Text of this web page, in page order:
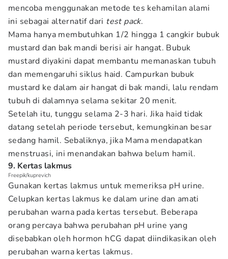
mencoba menggunakan metode tes kehamilan alami
ini sebagai alternatif dari test pack.
Mama hanya membutuhkan 1/2 hingga 1 cangkir bubuk
mustard dan bak mandi berisi air hangat. Bubuk
mustard diyakini dapat membantu memanaskan tubuh
dan memengaruhi siklus haid. Campurkan bubuk
mustard ke dalam air hangat di bak mandi, lalu rendam
tubuh di dalamnya selama sekitar 20 menit.
Setelah itu, tunggu selama 2-3 hari. Jika haid tidak
datang setelah periode tersebut, kemungkinan besar
sedang hamil. Sebaliknya, jika Mama mendapatkan
menstruasi, ini menandakan bahwa belum hamil.
9. Kertas lakmus
Freepik/kuprevich
Gunakan kertas lakmus untuk memeriksa pH urine.
Celupkan kertas lakmus ke dalam urine dan amati
perubahan warna pada kertas tersebut. Beberapa
orang percaya bahwa perubahan pH urine yang
disebabkan oleh hormon hCG dapat diindikasikan oleh
perubahan warna kertas lakmus.